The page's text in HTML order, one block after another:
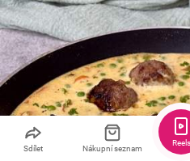
Sdílet Nákupní seznam
Reels